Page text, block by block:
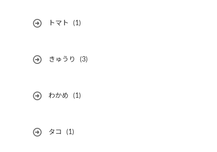
トマト (1)
きゅうり (3)
わかめ (1)
タコ (1)